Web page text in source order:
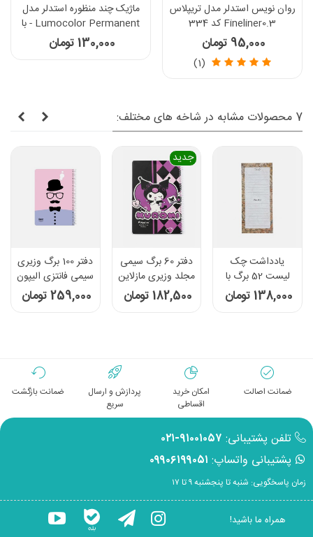
روان نویس استدلر مدل تریپلاس
Fineliner0.3 کد 334
95,000 تومان
(1)
ماژیک چند منظوره استدلر مدل
Lumocolor Permanent - با
نوک تخت کد 350
130,000 تومان
7 محصولات مشابه در شاخه های مختلف:
یادداشت چک
لیست 52 برگ با
پرفراژ سم - طرح
138,000 تومان
جدید
دفتر 60 برگ سیمی
مجلد وزیری مازلاین
- کد 6011129
182,500 تومان
دفتر 100 برگ وزیری
سیمی فانتزی الیپون
- کد 2393228
259,000 تومان
ضمانت اصالت
امکان خرید
اقساطی
پردازش و ارسال
سریع
ضمانت بازگشت
تلفن پشتیبانی: ۹۱۰۰۱۰۵۷-۰۲۱
پشتیبانی واتساپ: ۰۹۹۰۶۱۹۹۰۵۱
زمان پاسخگویی: شنبه تا پنجشنبه ۹ تا ۱۷
همراه ما باشید!